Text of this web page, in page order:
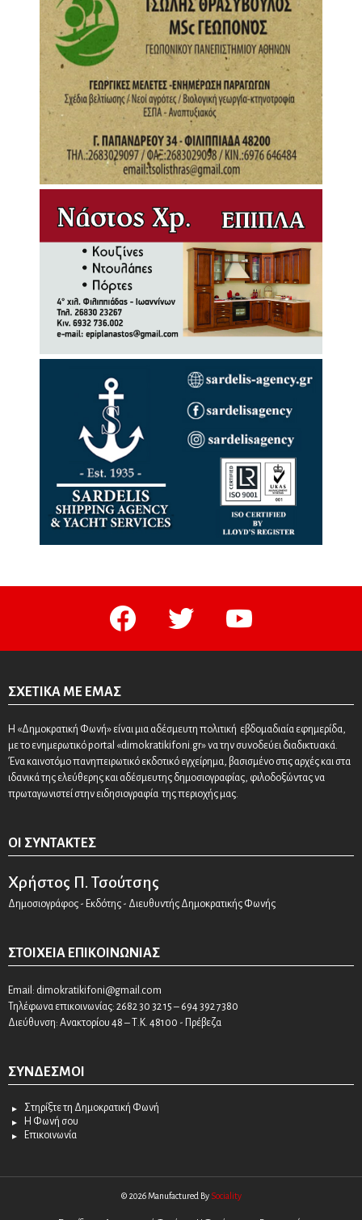
facebook twitter youtube
ΣΧΕΤΙΚΆ ΜΕ ΕΜΆΣ
Η «Δημοκρατική Φωνή» είναι μια αδέσμευτη πολιτική εβδομαδιαία εφημερίδα,
με το ενημερωτικό portal «dimokratikifoni.gr» να την συνοδεύει διαδικτυακά.
Ένα καινοτόμο πανηπειρωτικό εκδοτικό εγχείρημα, βασισμένο στις αρχές και στα
ιδανικά της ελεύθερης και αδέσμευτης δημοσιογραφίας, φιλοδοξώντας να
πρωταγωνιστεί στην ειδησιογραφία της περιοχής μας.
ΟΙ ΣΥΝΤΆΚΤΕΣ
Χρήστος Π. Τσούτσης
Δημοσιογράφος - Εκδότης - Διευθυντής Δημοκρατικής Φωνής
ΣΤΟΙΧΕΊΑ ΕΠΙΚΟΙΝΩΝΊΑΣ
Email: dimokratikifoni@gmail.com
Τηλέφωνα επικοινωνίας: 2682 30 32 15 – 694 392 7380
Διεύθυνση: Ανακτορίου 48 – Τ.Κ. 48100 - Πρέβεζα
ΣΎΝΔΕΣΜΟΙ
Στηρίξτε τη Δημοκρατική Φωνή
Η Φωνή σου
Επικοινωνία
© 2026 Manufactured By Sociality